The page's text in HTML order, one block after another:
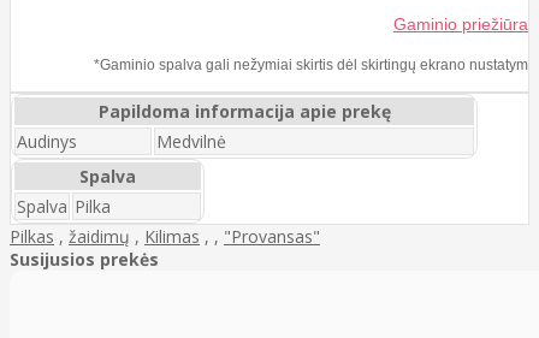
Gaminio priežiūra
*Gaminio spalva gali nežymiai skirtis dėl skirtingų ekrano nustatym
Papildoma informacija apie prekę
Audinys
Medvilnė
Spalva
Spalva Pilka
Pilkas , žaidimų , Kilimas , , "Provansas"
Susijusios prekės